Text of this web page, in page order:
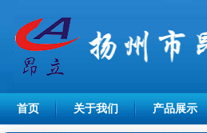
首页 关于我们 产品展示